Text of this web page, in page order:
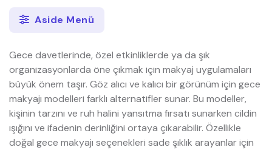
Aside Menü
Gece davetlerinde, özel etkinliklerde ya da şık
organizasyonlarda öne çıkmak için makyaj uygulamaları
büyük önem taşır. Göz alıcı ve kalıcı bir görünüm için gece
makyajı modelleri farklı alternatifler sunar. Bu modeller,
kişinin tarzını ve ruh halini yansıtma fırsatı sunarken cildin
ışığını ve ifadenin derinliğini ortaya çıkarabilir. Özellikle
doğal gece makyajı seçenekleri sade şıklık arayanlar için